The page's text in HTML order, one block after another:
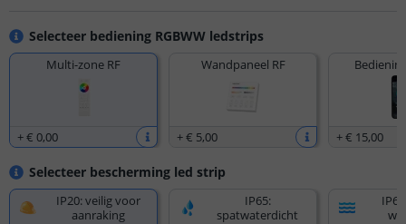
Selecteer bediening RGBWW ledstrips
Multi-zone RF
+€ 0,00
Wandpaneel RF
+€ 5,00 +€ 15,00
Selecteer bescherming led strip
IP20: veilig voor
aanraking
IP65:
spatwaterdicht